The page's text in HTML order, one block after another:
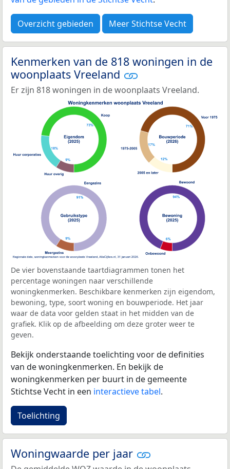
Overzicht gebieden Meer Stichtse Vecht
Kenmerken van de 818 woningen in de
woonplaats Vreeland
Er zijn 818 woningen in de woonplaats Vreeland.
De vier bovenstaande taartdiagrammen tonen het
percentage woningen naar verschillende
woningkenmerken. Beschikbare kenmerken zijn eigendom,
bewoning, type, soort woning en bouwperiode. Het jaar
waar de data voor gelden staat in het midden van de
grafiek. Klik op de afbeelding om deze groter weer te
geven.
Bekijk onderstaande toelichting voor de definities
van de woningkenmerken. En bekijk de
woningkenmerken per buurt in de gemeente
Stichtse Vecht in een interactieve tabel.
Toelichting
Woningwaarde per jaar